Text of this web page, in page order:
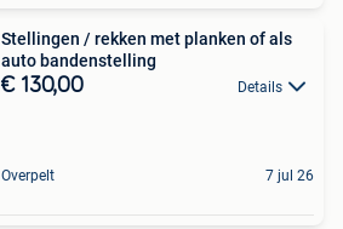
Stellingen / rekken met planken of als
auto bandenstelling
€ 130,00 Details
Overpelt 7 jul 26